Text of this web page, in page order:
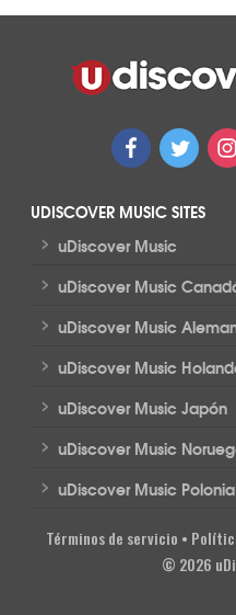
UDISCOVER MUSIC SITES
> uDiscover Music
> uDiscover Music
> uDiscover Music
> uDiscover Music
> uDiscover Music Japón
> uDiscover Music
> uDiscover Music Polonia
Términos de servicio •
© 2026